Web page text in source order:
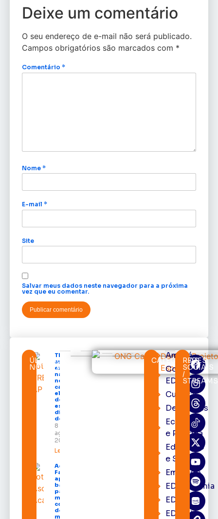
Deixe um comentário
O seu endereço de e-mail não será publicado.
Campos obrigatórios são marcados com *
Comentário *
Nome *
E-mail *
Site
Salvar meus dados neste navegador para a próxima
vez que eu comentar.
ÚLTIMAS
NOTÍCIAS
TRE-AP
suspende
expediente
na sede e
nos
cartórios
eleitorais
de todo o
estado nos
dias 10 e 11
de agosto
8 de
agosto de
2026
Leia mais »
Acácio
Favacho
apresenta
balanço
parcial do
mandato
com mais
de R$ 668
milhões
CATEGORIAS
Amapá
Cortes
EDcast
Cultura
Destaques
Economia
e Política
Educação
e Saúde
Emprego
EDacademia
EDbrasília
EDcast
REDES
SOCIAIS
/
STREAMS